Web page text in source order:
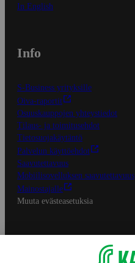
In English
Info
S-Business yrityksille
Oiva-raportit
Osuuskauppojen yhteystiedot
Tilaus- ja toimitusehdot
Tietosuojakäytäntö
Palvelun käyttöehdot
Saavutettavuus
Mobiilisovelluksen saavutettavuus
Mainostajalle
Muuta evästeasetuksia
S-ryhmän palvelut